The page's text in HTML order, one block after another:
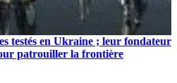
testés en Ukraine ; leur fondateur
patrouiller la frontière